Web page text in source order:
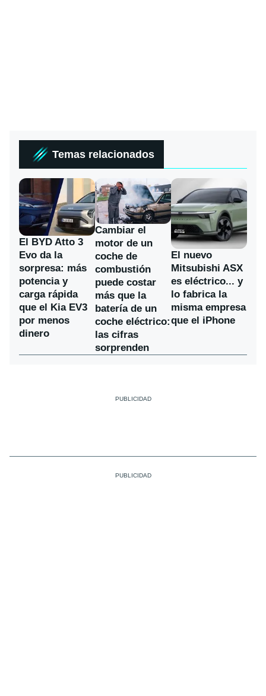
Temas relacionados
El BYD Atto 3
Evo da la
sorpresa: más
potencia y
carga rápida
que el Kia EV3
por menos
dinero
Cambiar el
motor de un
coche de
combustión
puede costar
más que la
batería de un
coche eléctrico:
las cifras
sorprenden
El nuevo
Mitsubishi ASX
es eléctrico... y
lo fabrica la
misma empresa
que el iPhone